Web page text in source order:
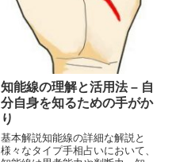
知能線の理解と活用法 – 自
分自身を知るための手がか
り
基本解説知能線の詳細な解説と
様々なタイプ手相占いにおいて、